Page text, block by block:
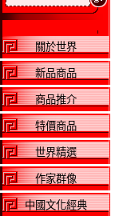
關於世界
新品商品
商品推介
特價商品
世界精選
作家群像
中國文化經典